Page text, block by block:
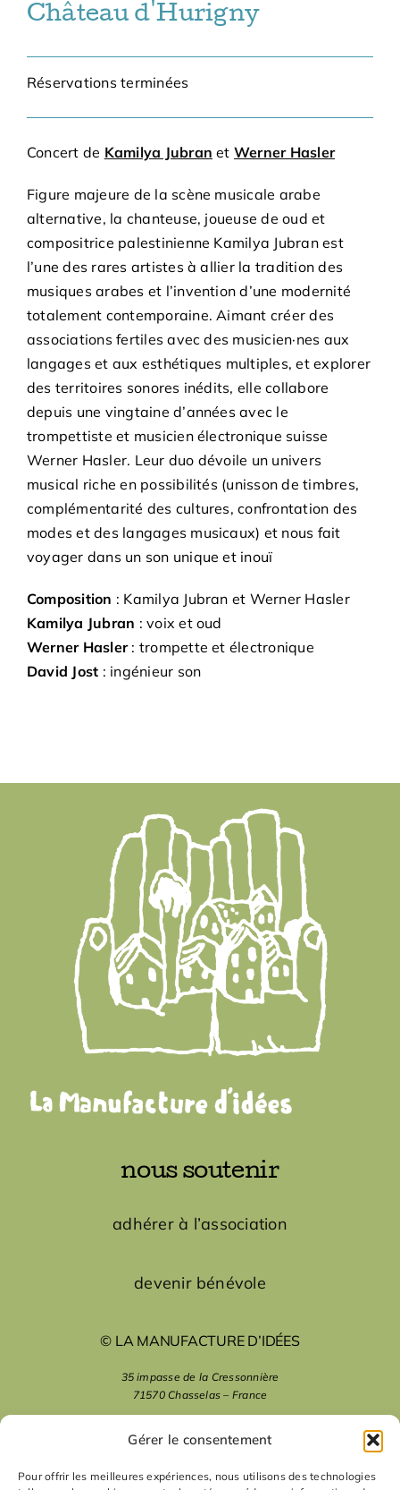
Gérer le consentement
Pour offrir les meilleures expériences, nous utilisons des technologies
Château d'Hurigny
Réservations terminées
Concert de Kamilya Jubran et Werner Hasler
Figure majeure de la scène musicale arabe
alternative, la chanteuse, joueuse de oud et
compositrice palestinienne Kamilya Jubran est
l’une des rares artistes à allier la tradition des
musiques arabes et l’invention d’une modernité
totalement contemporaine. Aimant créer des
associations fertiles avec des musicien·nes aux
langages et aux esthétiques multiples, et explorer
des territoires sonores inédits, elle collabore
depuis une vingtaine d’années avec le
trompettiste et musicien électronique suisse
Werner Hasler. Leur duo dévoile un univers
musical riche en possibilités (unisson de timbres,
complémentarité des cultures, confrontation des
modes et des langages musicaux) et nous fait
voyager dans un son unique et inouï
Composition : Kamilya Jubran et Werner Hasler
Kamilya Jubran : voix et oud
Werner Hasler: trompette et électronique
David Jost : ingénieur son
nous soutenir
adhérer à l’association
devenir bénévole
© LA MANUFACTURE D’IDÉES
35 impasse de la Cressonnière
71570 Chasselas – France
mentions légales